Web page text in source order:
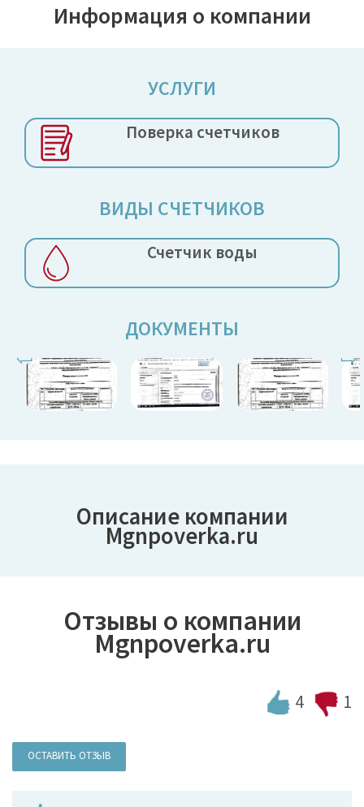
Информация о компании
УСЛУГИ
Поверка счетчиков
ВИДЫ СЧЕТЧИКОВ
Счетчик воды
ДОКУМЕНТЫ
⇦ ⇨
Описание компании
Mgnpoverka.ru
Отзывы о компании
Mgnpoverka.ru
4 1
ОСТАВИТЬ ОТЗЫВ